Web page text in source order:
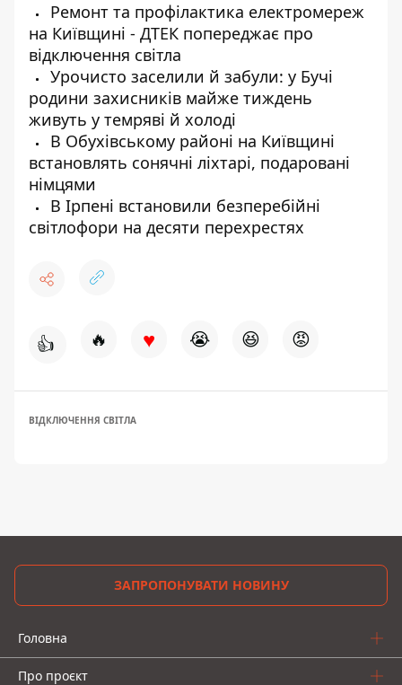
Ремонт та профілактика електромереж
на Київщині - ДТЕК попереджає про
відключення світла
Урочисто заселили й забули: у Бучі
родини захисників майже тиждень
живуть у темряві й холоді
В Обухівському районі на Київщині
встановлять сонячні ліхтарі, подаровані
німцями
В Ірпені встановили безперебійні
світлофори на десяти перехрестях
👍 🔥 ♥ 😭 😆 😡
ВІДКЛЮЧЕННЯ СВІТЛА
ЗАПРОПОНУВАТИ НОВИНУ
Головна
Про проєкт